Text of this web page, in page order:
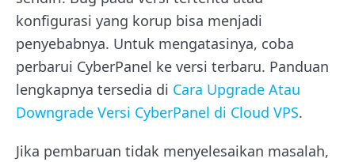
konfigurasi yang korup bisa menjadi
penyebabnya. Untuk mengatasinya, coba
perbarui CyberPanel ke versi terbaru. Panduan
lengkapnya tersedia di Cara Upgrade Atau
Downgrade Versi CyberPanel di Cloud VPS.
Jika pembaruan tidak menyelesaikan masalah,